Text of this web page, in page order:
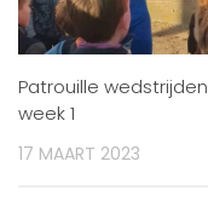
Patrouille wedstrijden
week 1
17 MAART 2023